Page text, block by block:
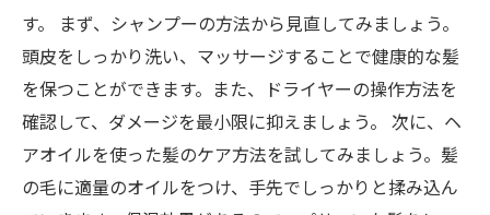
す。 まず、シャンプーの方法から見直してみましょう。
頭皮をしっかり洗い、マッサージすることで健康的な髪
を保つことができます。また、ドライヤーの操作方法を
確認して、ダメージを最小限に抑えましょう。 次に、ヘ
アオイルを使った髪のケア方法を試してみましょう。髪
の毛に適量のオイルをつけ、手先でしっかりと揉み込ん